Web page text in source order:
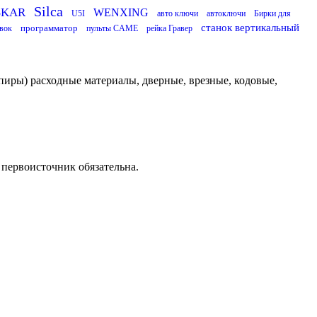
Silca U5I WENXING авто ключи автоключи
Бирки для
программатор пульты CAME рейка Гравер станок вертикальный
расходные материалы, дверные, врезные, кодовые,
обязательна.